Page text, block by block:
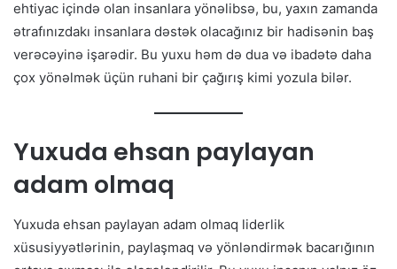
ehtiyac içində olan insanlara yönəlibsə, bu, yaxın zamanda
ətrafınızdakı insanlara dəstək olacağınız bir hadisənin baş
verəcəyinə işarədir. Bu yuxu həm də dua və ibadətə daha
çox yönəlmək üçün ruhani bir çağırış kimi yozula bilər.
Yuxuda ehsan paylayan
adam olmaq
Yuxuda ehsan paylayan adam olmaq liderlik
xüsusiyyətlərinin, paylaşmaq və yönləndirmək bacarığının